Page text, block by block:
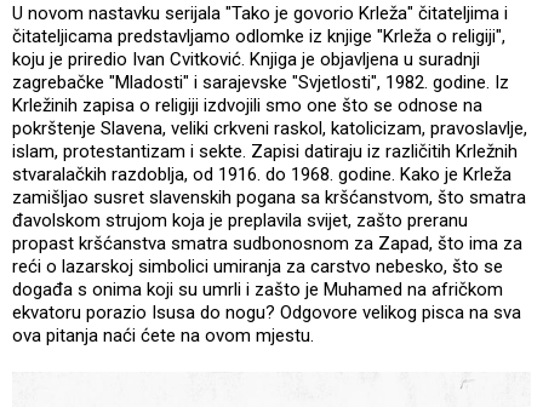
U novom nastavku serijala "Tako je govorio Krleža" čitateljima i
čitateljicama predstavljamo odlomke iz knjige "Krleža o religiji",
koju je priredio Ivan Cvitković. Knjiga je objavljena u suradnji
zagrebačke "Mladosti" i sarajevske "Svjetlosti", 1982. godine. Iz
Krležinih zapisa o religiji izdvojili smo one što se odnose na
pokrštenje Slavena, veliki crkveni raskol, katolicizam, pravoslavlje,
islam, protestantizam i sekte. Zapisi datiraju iz različitih Krležnih
stvaralačkih razdoblja, od 1916. do 1968. godine. Kako je Krleža
zamišljao susret slavenskih pogana sa kršćanstvom, što smatra
đavolskom strujom koja je preplavila svijet, zašto preranu
propast kršćanstva smatra sudbonosnom za Zapad, što ima za
reći o lazarskoj simbolici umiranja za carstvo nebesko, što se
događa s onima koji su umrli i zašto je Muhamed na afričkom
ekvatoru porazio Isusa do nogu? Odgovore velikog pisca na sva
ova pitanja naći ćete na ovom mjestu.